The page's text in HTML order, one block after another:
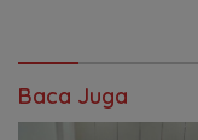
Baca Juga